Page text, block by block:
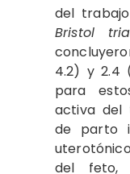
del
Bristol
4.2) y 2.4
para
activa del
de parto
del feto,